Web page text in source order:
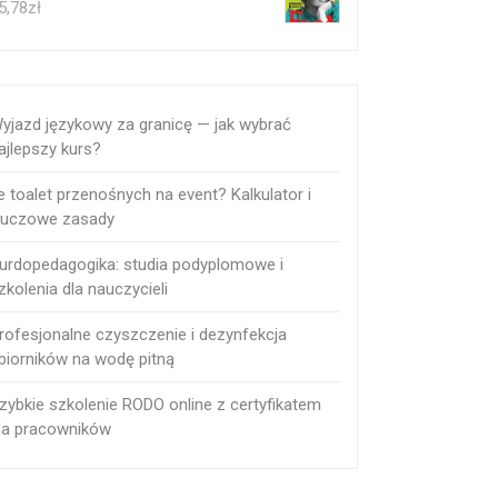
zł
językowy za granicę — jak wybrać
kurs?
toalet przenośnych na event? Kalkulator i
zasady
studia podyplomowe i
dla nauczycieli
czyszczenie i dezynfekcja
na wodę pitną
szkolenie RODO online z certyfikatem
pracowników